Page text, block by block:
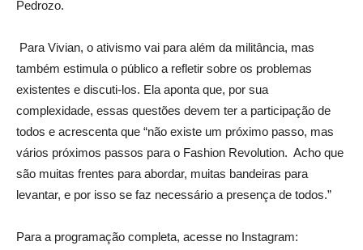
Pedrozo.
Para Vivian, o ativismo vai para além da militância, mas
também estimula o público a refletir sobre os problemas
existentes e discuti-los. Ela aponta que, por sua
complexidade, essas questões devem ter a participação de
todos e acrescenta que “não existe um próximo passo, mas
vários próximos passos para o Fashion Revolution. Acho que
são muitas frentes para abordar, muitas bandeiras para
levantar, e por isso se faz necessário a presença de todos.”
Para a programação completa, acesse no Instagram: